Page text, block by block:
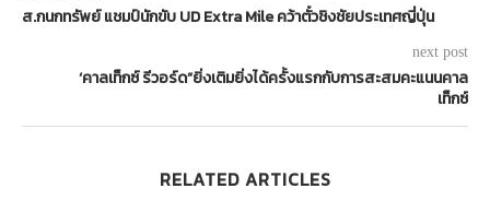
ส.กนกทรัพย์ แชมป์นักขับ UD Extra Mile คว้าตั๋วชิงชัยประเทศญี่ปุ่น
next post
‘คาลเท็กซ์ รีวอร์ด”ยิ่งเติมยิ่งได้ครั้งแรกกับการสะสมคะแนนคาล
เท็กซ์
RELATED ARTICLES